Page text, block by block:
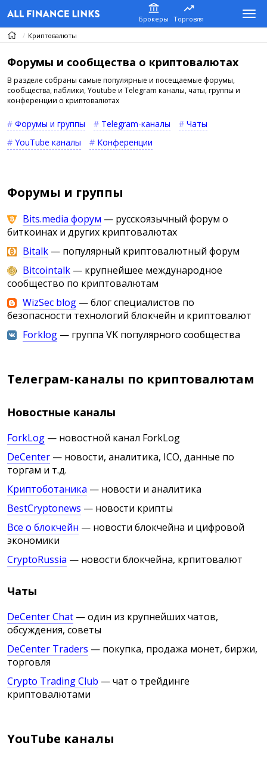
Брокеры Торговля
Криптовалюты
Форумы и сообщества о криптовалютах
В разделе собраны самые популярные и посещаемые форумы,
сообщества, паблики, Youtube и Telegram каналы, чаты, группы и
конференции о криптовалютах
Форумы и группы Telegram-каналы
Чаты
YouTube каналы
Конференции
Форумы и группы
Bits.media форум — русскоязычный форум о
биткоинах и других криптовалютах
Bitalk — популярный криптовалютный форум
Bitcointalk — крупнейшее международное
сообщество по криптовалютам
WizSec blog — блог специалистов по
безопасности технологий блокчейн и криптовалют
Forklog — группа VK популярного сообщества
Телеграм-каналы по криптовалютам
Новостные каналы
ForkLog — новостной канал ForkLog
DeCenter — новости, аналитика, ICO, данные по
торгам и т.д.
Криптоботаника — новости и аналитика
BestCryptonews — новости крипты
Все о блокчейн — новости блокчейна и цифровой
экономики
CryptoRussia — новости блокчейна, крпитовалют
Чаты
DeCenter Chat — один из крупнейших чатов,
обсуждения, советы
DeCenter Traders — покупка, продажа монет, биржи,
торговля
Crypto Trading Club — чат о трейдинге
криптовалютами
YouTube каналы